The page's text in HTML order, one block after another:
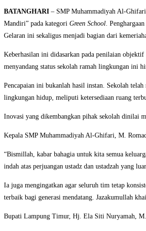
BATANGHARI – SMP Muhammadiyah Al-
Mandiri” pada kategori Green School.
Gelaran ini sekaligus menjadi bagian dari
Keberhasilan ini didasarkan pada penilaian
menyandang status sekolah ramah lingkungan ini
Pencapaian ini bukanlah hasil instan. Sekolah
lingkungan hidup, meliputi ketersediaan ruang
Inovasi yang dikembangkan pihak sekolah dinilai
Kepala SMP Muhammadiyah Al-Ghifari, M.
“Bismillah, kabar bahagia untuk kita semua
indah atas perjuangan ustadz dan ustadzah yang
Ia juga mengingatkan agar seluruh tim tetap
terbaik bagi generasi mendatang. Jazakumullah
Bupati Lampung Timur, Hj. Ela Siti Nuryamah,